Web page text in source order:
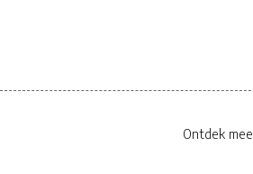
Ontdek